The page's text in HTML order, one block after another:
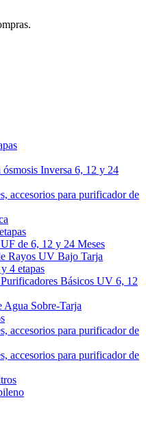
Inversa 6, 12 y 24
accesorios para purificador de
de 6, 12 y 24 Meses
Rayos UV Bajo Tarja
4 etapas
Básicos UV 6, 12
Agua Sobre-Tarja
accesorios para purificador de
accesorios para purificador de